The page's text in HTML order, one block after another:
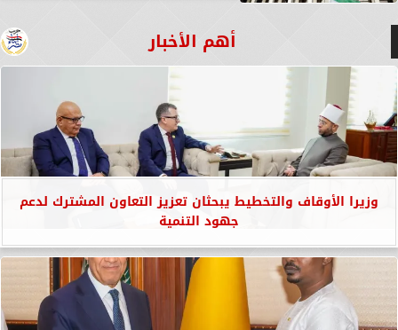
أهم الأخبار
وزيرا الأوقاف والتخطيط يبحثان تعزيز التعاون المشترك لدعم
جهود التنمية